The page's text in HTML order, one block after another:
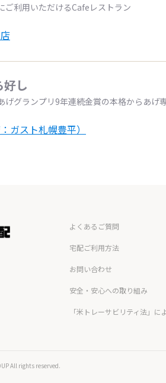
ご利用いただけるCafeレストラン
好し
げグランプリ9年連続金賞の本格からあげ
：ガスト札幌豊平）
よくあるご質問
宅配ご利用方法
お問い合わせ
安全・安心への取り組み
「米トレーサビリティ法」
All rights reserved.